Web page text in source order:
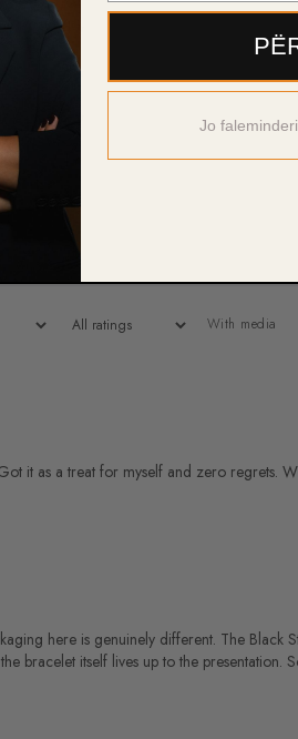
4
With media
it as a treat for myself and zero regrets.
here is genuinely different. The
bracelet itself lives up to the presentation.
Jo